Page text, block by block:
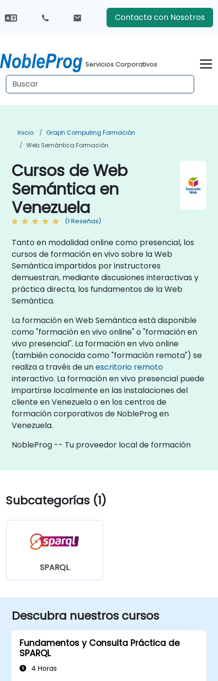
Contacta con Nosotros
Servicios Corporativos
Inicio
Graph Computing Formación
Web Semántica Formación
Cursos de Web
Semántica en
Venezuela
(1 Reseñas)
Tanto en modalidad online como presencial, los
cursos de formación en vivo sobre la Web
Semántica impartidos por instructores
demuestran, mediante discusiones interactivas y
práctica directa, los fundamentos de la Web
Semántica.
La formación en Web Semántica está disponible
como "formación en vivo online" o "formación en
vivo presencial". La formación en vivo online
(también conocida como "formación remota") se
realiza a través de unescritorio remoto
interactivo. La formación en vivo presencial puede
impartirse localmente en las instalaciones del
cliente en Venezuela o en los centros de
formación corporativos de NobleProg en
Venezuela.
NobleProg -- Tu proveedor local de formación
Subcategorías (1)
SPARQL
Descubra nuestros cursos
Fundamentos y Consulta Práctica de
SPARQL
4 Horas